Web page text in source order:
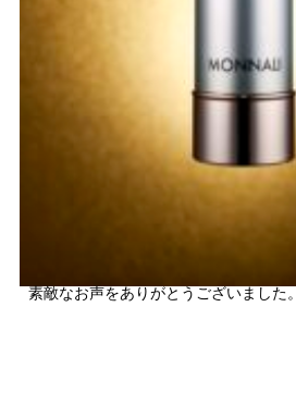
素敵なお声をありがとうございました。